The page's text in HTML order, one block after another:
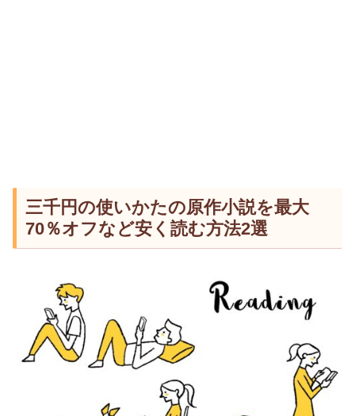
三千円の使いかたの原作小説を最大
70％オフなど安く読む方法2選